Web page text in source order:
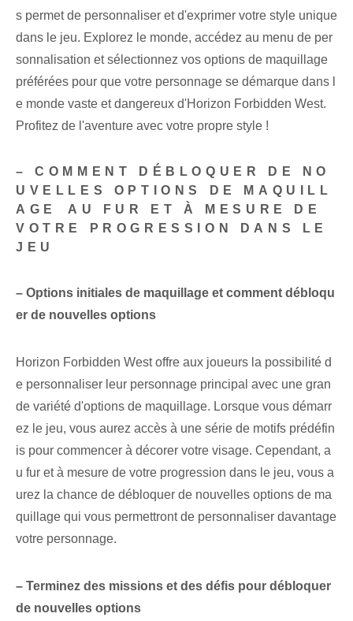
s permet de personnaliser et d'exprimer votre style unique
dans le jeu. Explorez le monde, accédez au menu de per
sonnalisation et sélectionnez vos options de maquillage
préférées pour que votre personnage se démarque dans l
e monde vaste et dangereux d'Horizon Forbidden West.
Profitez de l'aventure avec votre propre style !
– COMMENT DÉBLOQUER DE NO
UVELLES OPTIONS DE MAQUILL
AGE⁤ AU FUR ET À MESURE DE
VOTRE PROGRESSION DANS LE
JEU
– Options initiales de maquillage et comment débloqu
er de nouvelles options
Horizon Forbidden West offre aux joueurs la possibilité d
e personnaliser leur personnage principal avec une gran
de variété d'options de maquillage. ⁤Lorsque vous démarr
ez le‌ jeu, vous aurez accès à une série de motifs prédéfin
is pour commencer à décorer votre visage. Cependant, a
u fur et à mesure de votre progression dans le jeu, vous a
urez la chance de débloquer de nouvelles options de ma
quillage qui vous permettront de personnaliser davantage
votre personnage.
– ‌Terminez des missions et ⁢des défis pour ⁤débloquer
de nouvelles options